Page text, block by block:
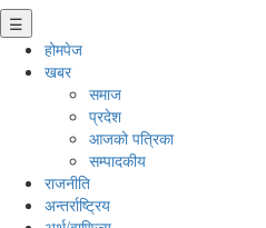
☰
होमपेज
खबर
समाज
प्रदेश
आजको पत्रिका
सम्पादकीय
राजनीति
अन्तर्राष्ट्रिय